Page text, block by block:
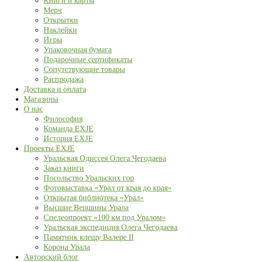
Мерч
Открытки
Наклейки
Игры
Упаковочная бумага
Подарочные сертификаты
Сопутствующие товары
Распродажа
Доставка и оплата
Магазины
О нас
Философия
Команда EXJE
История EXJE
Проекты EXJE
Уральская Одиссея Олега Чегодаева
Заказ книги
Посольство Уральских гор
Фотовыставка «Урал от края до края»
Открытая библиотека «Урал»
Высшие Вершины Урала
Спелеопроект «100 км под Уралом»
Уральская экспедиция Олега Чегодаева
Памятник клещу Валере II
Корона Урала
Авторский блог